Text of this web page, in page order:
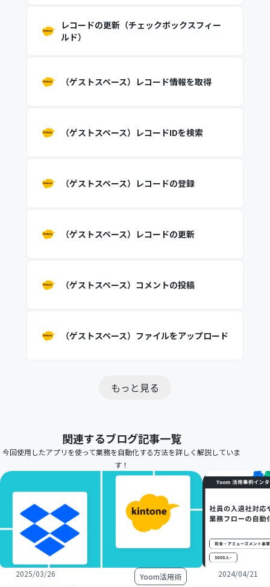
レコードの更新（チェックボックスフィー
ルド）
（ゲストスペース）レコード情報を取得
（ゲストスペース）レコードIDを検索
（ゲストスペース）レコードの登録
（ゲストスペース）レコードの更新
（ゲストスペース）コメントの投稿
（ゲストスペース）ファイルをアップロード
もっと見る
関連するブログ記事一覧
今回使用したアプリを使って業務を自動化する方法を詳しく解説していま
す！
2025/03/26 Yoom活用術 2024/04/21